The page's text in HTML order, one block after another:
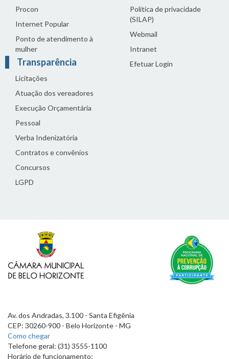
Procon
Internet Popular
Ponto de atendimento à
mulher
Transparência
Licitações
Atuação dos vereadores
Execução Orçamentária
Pessoal
Verba Indenizatória
Contratos e convênios
Concursos
LGPD
Política de privacidade
(SILAP)
Webmail
Intranet
Efetuar Login
Av. dos Andradas, 3.100 - Santa Efigênia
CEP: 30260-900 - Belo Horizonte - MG
Como chegar
Telefone geral: (31) 3555-1100
Horário de funcionamento: